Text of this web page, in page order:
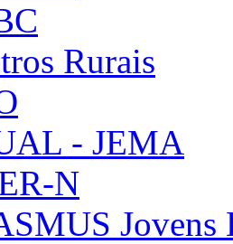
Rurais
- JEMA
N
Jovens